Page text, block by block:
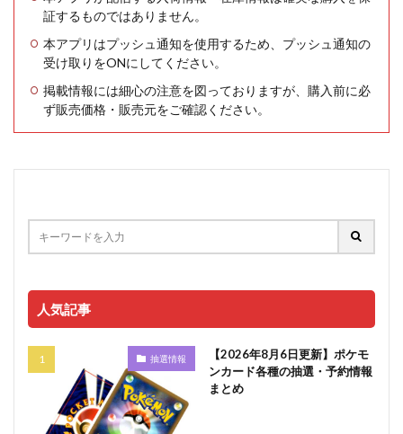
証するものではありません。
本アプリはプッシュ通知を使用するため、プッシュ通知の
受け取りをONにしてください。
掲載情報には細心の注意を図っておりますが、購入前に必
ず販売価格・販売元をご確認ください。
人気記事
抽選情報
【2026年8月6日更新】ポケモ
ンカード各種の抽選・予約情報
まとめ